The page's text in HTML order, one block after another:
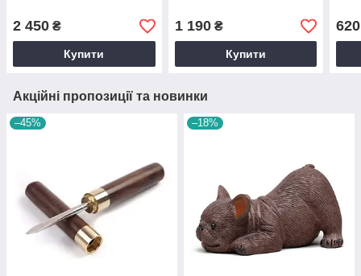
2 450 ₴
Купити
1 190₴
Купити
620
Акційні пропозиції та новинки
–45% –18%